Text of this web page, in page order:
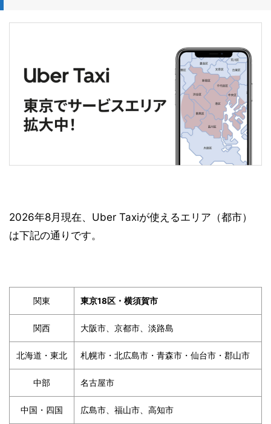
2026年8月現在、Uber Taxiが使えるエリア（都市）
は下記の通りです。
関東 東京18区・横須賀市
関西 大阪市、京都市、淡路島
北海道・東北 札幌市・北広島市・青森市・仙台市・郡山市
中部 名古屋市
中国・四国 広島市、福山市、高知市